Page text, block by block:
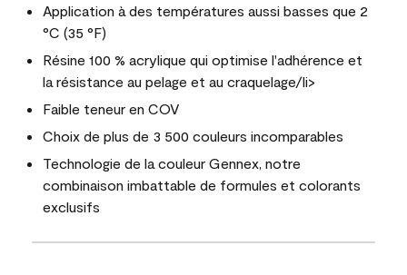
Application à des températures aussi basses que 2
°C (35 °F)
Résine 100 % acrylique qui optimise l'adhérence et
la résistance au pelage et au craquelage/li>
Faible teneur en COV
Choix de plus de 3 500 couleurs incomparables
Technologie de la couleur Gennex, notre
combinaison imbattable de formules et colorants
exclusifs